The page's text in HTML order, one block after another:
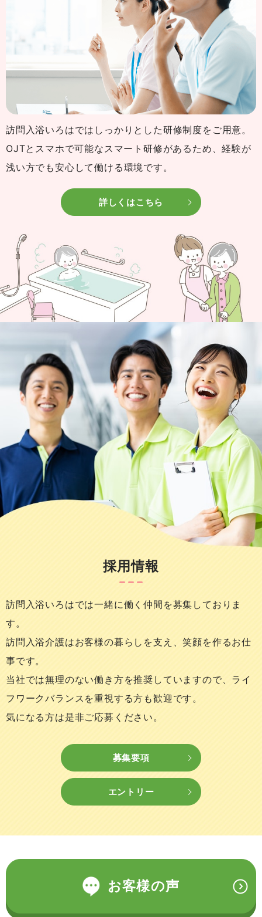
訪問入浴いろはではしっかりとした研修制度をご用意。
OJTとスマホで可能なスマート研修があるため、経験が
浅い方でも安心して働ける環境です。
詳しくはこちら
採用情報
訪問入浴いろはでは一緒に働く仲間を募集しておりま
す。
訪問入浴介護はお客様の暮らしを支え、笑顔を作るお仕
事です。
当社では無理のない働き方を推奨していますので、 ライ
フワークバランスを重視する方も歓迎です。
気になる方は是非ご応募ください。
募集要項
エントリー
お客様の声